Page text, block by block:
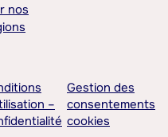
nos
–
Gestion des
consentements
cookies